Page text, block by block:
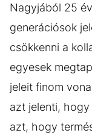
Nagyjából 25
generációsok
csökkenni a
egyesek
jeleit finom
azt jelenti,
azt, hogy